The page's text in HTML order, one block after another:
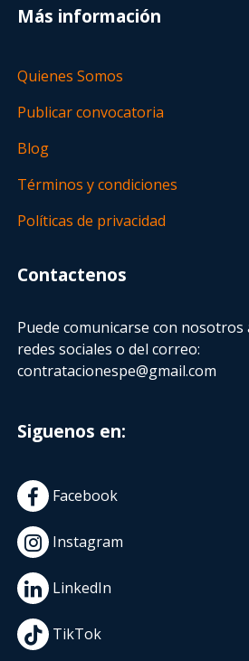
Más información
Quienes Somos
Publicar convocatoria
Blog
Términos y condiciones
Políticas de privacidad
Contactenos
Puede comunicarse con
redes sociales o del correo:
contratacionespe@gmail.com
Siguenos en:
Facebook
Instagram
LinkedIn
TikTok